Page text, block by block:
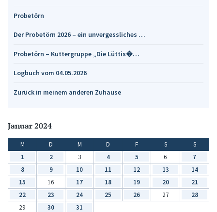
Probetörn
Der Probetörn 2026 – ein unvergessliches …
Probetörn – Kuttergruppe „Die Lüttis�…
Logbuch vom 04.05.2026
Zurück in meinem anderen Zuhause
Januar 2024
M D M D F S
S
1
2 3 4 5 6
7
8
9 10 11 12 13
14
15
16 17 18 19 20
21
22
23 24 25 26 27
28
29
30 31